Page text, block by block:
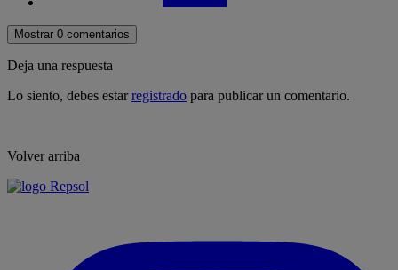
Mostrar 0 comentarios
Deja una respuesta
Lo siento, debes estarregistrado para publicar un comentario.
Volver arriba